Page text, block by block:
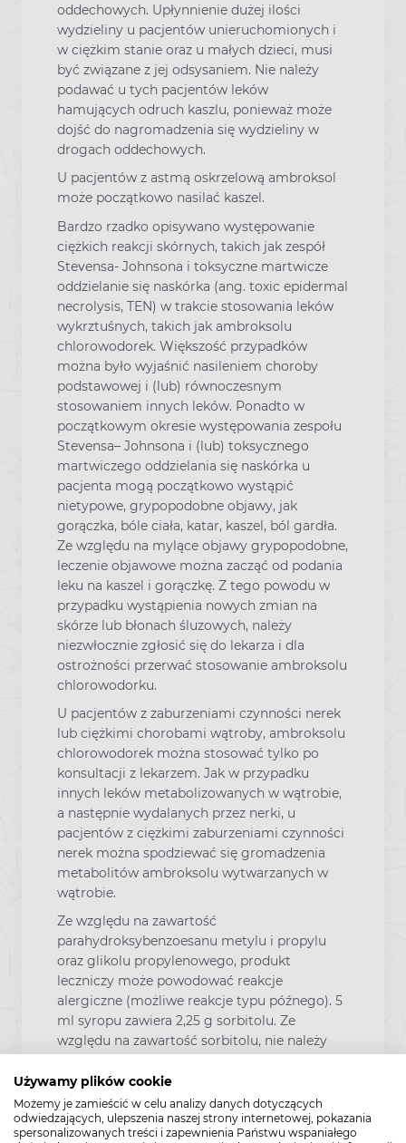
Używamy plików cookie
Możemy je zamieścić w celu analizy danych dotyczących
odwiedzających, ulepszenia naszej strony internetowej, pokazania
spersonalizowanych treści i zapewnienia Państwu wspaniałego
oddechowych. Upłynnienie dużej ilości
wydzieliny u pacjentów unieruchomionych i
w ciężkim stanie oraz u małych dzieci, musi
być związane z jej odsysaniem. Nie należy
podawać u tych pacjentów leków
hamujących odruch kaszlu, ponieważ może
dojść do nagromadzenia się wydzieliny w
drogach oddechowych.
U pacjentów z astmą oskrzelową ambroksol
może początkowo nasilać kaszel.
Bardzo rzadko opisywano występowanie
ciężkich reakcji skórnych, takich jak zespół
Stevensa- Johnsona i toksyczne martwicze
oddzielanie się naskórka (ang. toxic epidermal
necrolysis, TEN) w trakcie stosowania leków
wykrztuśnych, takich jak ambroksolu
chlorowodorek. Większość przypadków
można było wyjaśnić nasileniem choroby
podstawowej i (lub) równoczesnym
stosowaniem innych leków. Ponadto w
początkowym okresie występowania zespołu
Stevensa– Johnsona i (lub) toksycznego
martwiczego oddzielania się naskórka u
pacjenta mogą początkowo wystąpić
nietypowe, grypopodobne objawy, jak
gorączka, bóle ciała, katar, kaszel, ból gardła.
Ze względu na mylące objawy grypopodobne,
leczenie objawowe można zacząć od podania
leku na kaszel i gorączkę. Z tego powodu w
przypadku wystąpienia nowych zmian na
skórze lub błonach śluzowych, należy
niezwłocznie zgłosić się do lekarza i dla
ostrożności przerwać stosowanie ambroksolu
chlorowodorku.
U pacjentów z zaburzeniami czynności nerek
lub ciężkimi chorobami wątroby, ambroksolu
chlorowodorek można stosować tylko po
konsultacji z lekarzem. Jak w przypadku
innych leków metabolizowanych w wątrobie,
a następnie wydalanych przez nerki, u
pacjentów z ciężkimi zaburzeniami czynności
nerek można spodziewać się gromadzenia
metabolitów ambroksolu wytwarzanych w
wątrobie.
Ze względu na zawartość
parahydroksybenzoesanu metylu i propylu
oraz glikolu propylenowego, produkt
leczniczy może powodować reakcje
alergiczne (możliwe reakcje typu późnego). 5
ml syropu zawiera 2,25 g sorbitolu. Ze
względu na zawartość sorbitolu, nie należy
pacjentów z rzadko występującą dziedziczną
nietolerancją fruktozy. Sorbitol może mieć
lekkie działanie przeczyszczające.